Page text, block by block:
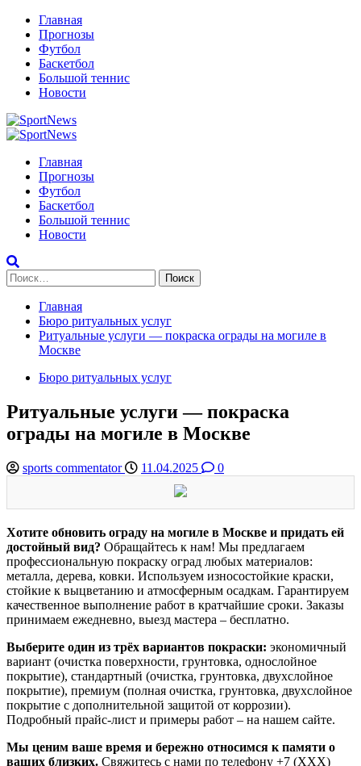
Перейти
содержимому
Главная
Прогнозы
Футбол
Баскетбол
Большой теннис
Новости
Primary
Главная
Прогнозы
Футбол
Баскетбол
Большой теннис
Новости
Найти:
Главная
Бюро ритуальных услуг
Ритуальные услуги — покраска ограды на могиле в
Москве
Бюро ритуальных услуг
Ритуальные услуги — покраска
ограды на могиле в Москве
sports commentator 11.04.2025 0
Хотите обновить ограду на могиле в Москве и придать ей
достойный вид? Обращайтесь к нам! Мы предлагаем
профессиональную покраску оград любых материалов:
металла, дерева, ковки. Используем износостойкие краски,
стойкие к выцветанию и атмосферным осадкам. Гарантируем
качественное выполнение работ в кратчайшие сроки. Заказы
принимаем ежедневно, выезд мастера – бесплатно.
Выберите один из трёх вариантов покраски: экономичный
вариант (очистка поверхности, грунтовка, однослойное
покрытие), стандартный (очистка, грунтовка, двухслойное
покрытие), премиум (полная очистка, грунтовка, двухслойное
покрытие с дополнительной защитой от коррозии).
Подробный прайс-лист и примеры работ – на нашем сайте.
Мы ценим ваше время и бережно относимся к памяти о
ваших близких. Свяжитесь с нами по телефону +7 (XXX)